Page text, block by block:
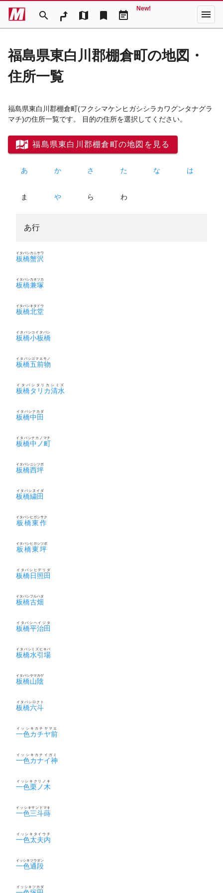
search map bookmark event_note
New! menu
福島県東白川郡棚倉町の地図・
住所一覧
福島県東白川郡棚倉町(フクシマケンヒガシシラカワグンタナグラ
マチ)の住所一覧です。 目的の住所を選択してください。
福島県東白川郡棚倉町の地図を見る
あ か さ た な は
ま や ら わ
あ行
板橋蟹沢
イタバシカニサワ
板橋兼塚
イタバシカネツカ
板橋北堂
イタバシキタドウ
板橋小板橋
イタバシコイタバシ
板橋五前物
イタバシゴマエモノ
板橋タリカ清水
イタバシタリカシミズ
板橋中田
イタバシナカダ
板橋中ノ町
イタバシナカノマチ
板橋西坪
イタバシニシツボ
板橋繍田
イタバシヌイダ
板橋東作
イタバシヒガシサク
板橋東坪
イタバシヒガシツボ
板橋日照田
イタバシヒデリダ
板橋古畑
イタバシフルハタ
板橋平治田
イタバシヘイジタ
板橋水引場
イタバシミズヒキバ
板橋山陰
イタバシヤマカゲ
板橋六斗
イタバシロクト
一色カチヤ前
イッシキカチヤマエ
一色カナイ神
イッシキカナイガミ
一色栗ノ木
イッシキクリノキ
一色三斗蒔
イッシキサンドマキ
一色太夫内
イッシキタイウチ
一色通段
イッシキツウダン
イッシキツカダ